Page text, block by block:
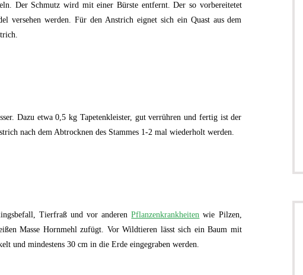
Der Schmutz wird mit einer Bürste entfernt. Der so vorbereitetet
versehen werden. Für den Anstrich eignet sich ein Quast aus dem
Dazu etwa 0,5 kg Tapetenkleister, gut verrühren und fertig ist der
nach dem Abtrocknen des Stammes 1-2 mal wiederholt werden.
Tierfraß und vor anderenPflanzenkrankheiten wie Pilzen,
Masse Hornmehl zufügt. Vor Wildtieren lässt sich ein Baum mit
und mindestens 30 cm in die Erde eingegraben werden.